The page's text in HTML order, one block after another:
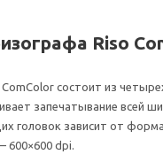
Riso
состоит из
запечатывание всей
головок зависит от
600×600 dpi.